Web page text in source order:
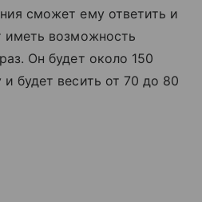
сможет ему ответить и
иметь возможность
Он будет около 150
будет весить от 70 до 80